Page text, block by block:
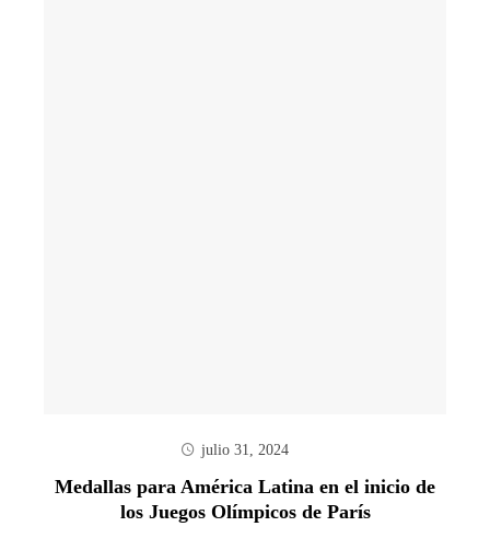
julio 31, 2024
Medallas para América Latina en el inicio de
los Juegos Olímpicos de París